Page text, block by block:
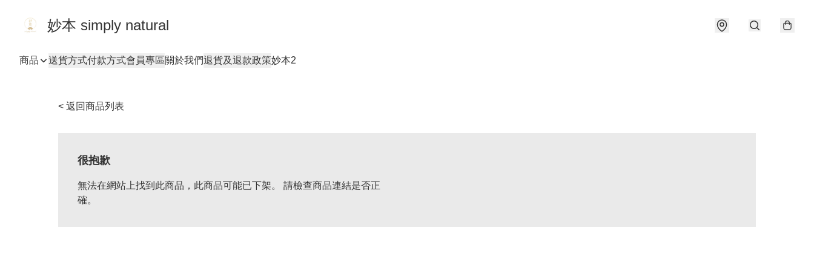
妙本 simply natural
商品 送貨方式付款方式會員專區關於我們退貨及退款政策妙本2
< 返回商品列表
很抱歉
無法在網站上找到此商品，此商品可能已下架。 請檢查商品連結是否正
確。